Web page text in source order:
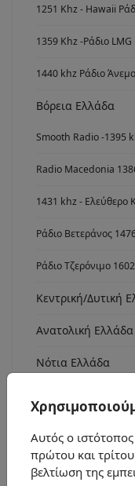
1251 Khz - Hawaii
1359 Khz -Ράδιο LMG
1440 khz Ράδιο
Βόρεια Ελλάδα
Smooth Radio -1395
Radio Macedonia
1431 khz - Ελεύθερο
Ράδιο Βετεράνος
Ράδιο Τζερόνιμο
Κεντρική/Δυτική
Ανατολική Ελλάδα
Νότια Ελλάδα
Ράδιο fm7
Αυτός ο
πρώτου και
βελτίωση της